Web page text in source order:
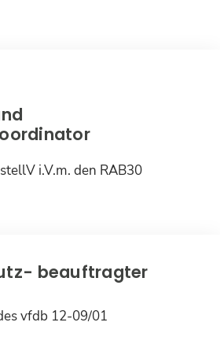
i.V.m. den RAB30
beauftragter
vfdb 12-09/01